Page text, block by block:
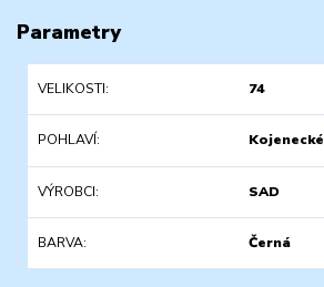
Parametry
VELIKOSTI 74
POHLAVÍ Kojenecké
VÝROBCI SAD
BARVA Černá